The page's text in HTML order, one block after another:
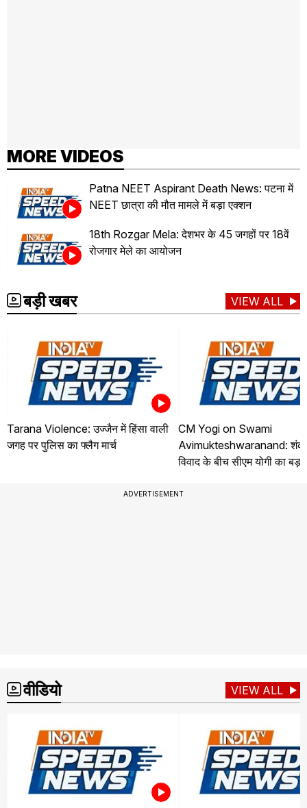
MORE VIDEOS
Patna NEET Aspirant Death News: पटना में
NEET छात्रा की मौत मामले में बड़ा एक्शन
18th Rozgar Mela: देशभर के 45 जगहों पर 18वें
रोजगार मेले का आयोजन
बड़ी खबर VIEW ALL
Tarana Violence: उज्जैन में हिंसा वाली
जगह पर पुलिस का फ्लैग मार्च
CM Yogi on Swami
Avimukteshwaranand:
विवाद के बीच सीएम योगी का बड़ा
ADVERTISEMENT
वीडियो VIEW ALL